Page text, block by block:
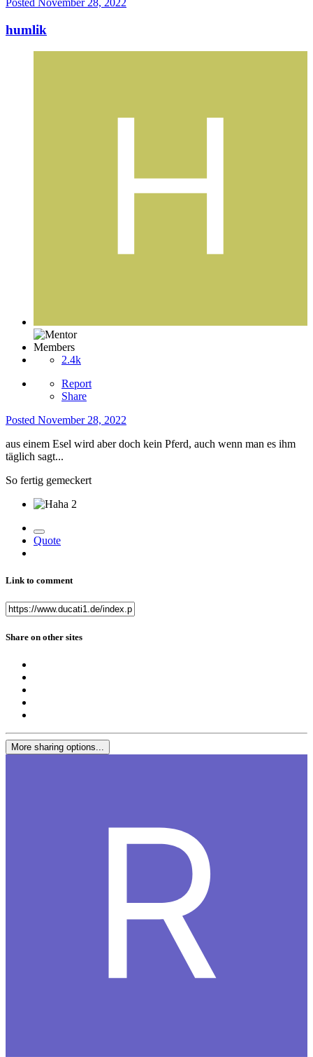
Posted November 28, 2022
humlik
Members
2.4k
Report
Share
Posted November 28, 2022
aus einem Esel wird aber doch kein Pferd, auch wenn man es ihm
täglich sagt...
So fertig gemeckert
2
Quote
Link to comment
Share on other sites
More sharing options...